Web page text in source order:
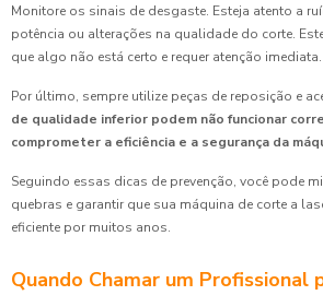
Monitore os sinais de desgaste. Esteja atento a
potência ou alterações na qualidade do corte.
que algo não está certo e requer atenção imediata.
Por último, sempre utilize peças de reposição e
de qualidade inferior podem não funcionar
comprometer a eficiência e a segurança da
Seguindo essas dicas de prevenção, você pode
quebras e garantir que sua máquina de corte a
eficiente por muitos anos.
Quando Chamar um Profissional